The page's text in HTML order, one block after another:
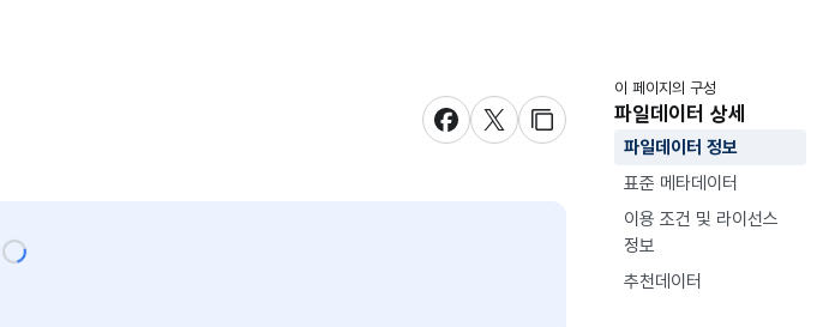
새창 열림새창 열림새창 열림
이 페이지의 구성
파일데이터 상세
파일데이터 정보
표준 메타데이터
이용 조건 및 라이선스
정보
추천데이터